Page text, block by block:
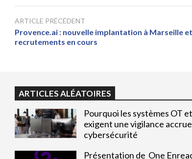
ARTICLE PRÉCÉDENT
Provence.ai : nouvelle implantation à Marseille et
recrutements en cours
ARTICLES ALÉATOIRES
Pourquoi les systèmes OT
exigent une vigilance
cybersécurité
Présentation de One